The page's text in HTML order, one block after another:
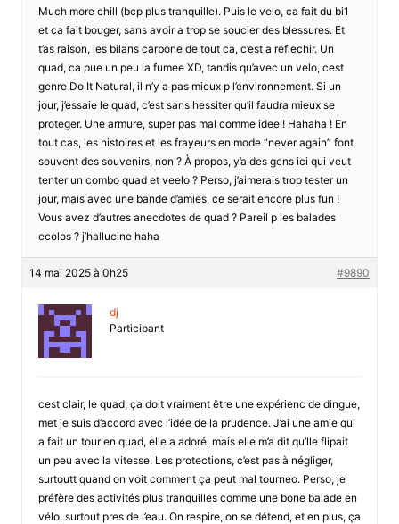
Much more chill (bcp plus tranquille). Puis le velo, ca fait du bi1
et ca fait bouger, sans avoir a trop se soucier des blessures. Et
t’as raison, les bilans carbone de tout ca, c’est a reflechir. Un
quad, ca pue un peu la fumee XD, tandis qu’avec un velo, cest
genre Do It Natural, il n’y a pas mieux p l’environnement. Si un
jour, j’essaie le quad, c’est sans hessiter qu’il faudra mieux se
proteger. Une armure, super pas mal comme idee ! Hahaha ! En
tout cas, les histoires et les frayeurs en mode “never again” font
souvent des souvenirs, non ? À propos, y’a des gens ici qui veut
tenter un combo quad et veelo ? Perso, j’aimerais trop tester un
jour, mais avec une bande d’amies, ce serait encore plus fun !
Vous avez d’autres anecdotes de quad ? Pareil p les balades
ecolos ? j’hallucine haha
14 mai 2025 à 0h25 #9890
dj
Participant
cest clair, le quad, ça doit vraiment être une expérienc de dingue,
met je suis d’accord avec l’idée de la prudence. J’ai une amie qui
a fait un tour en quad, elle a adoré, mais elle m’a dit qu’lle flipait
un peu avec la vitesse. Les protections, c’est pas à négliger,
surtoutt quand on voit comment ça peut mal tourneo. Perso, je
préfère des activités plus tranquilles comme une bone balade en
vélo, surtout pres de l’eau. On respire, on se détend, et en plus, ça